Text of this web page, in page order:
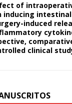
of
inducing
induced
clinical